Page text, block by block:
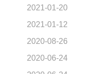
2021-01-20
2021-01-12
2020-08-26
2020-06-24